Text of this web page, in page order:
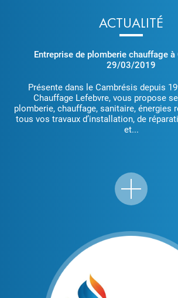
ACTUALITÉ
Entreprise de plomberie chauffage
29/03/2019
Présente dans le Cambrésis depuis
Chauffage Lefebvre, vous propose
plomberie, chauffage, sanitaire, énergies
tous vos travaux d’installation, de
et...